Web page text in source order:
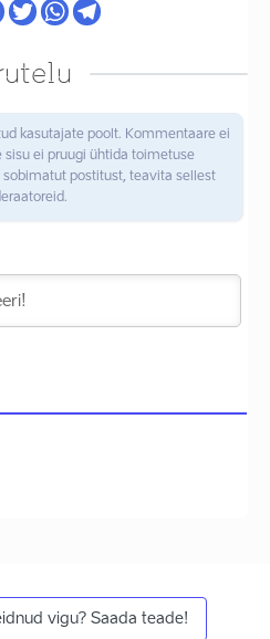
kasutajate poolt. Kommentaare ei
ei pruugi ühtida toimetuse
postitust, teavita sellest
vigu? Saada teade!